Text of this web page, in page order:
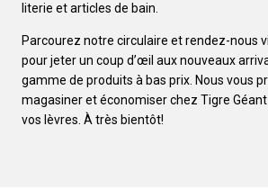
literie et articles de bain.
Parcourez notre circulaire et rendez-nous
pour jeter un coup d’œil aux nouveaux
gamme de produits à bas prix. Nous vous
magasiner et économiser chez Tigre
vos lèvres. À très bientôt!